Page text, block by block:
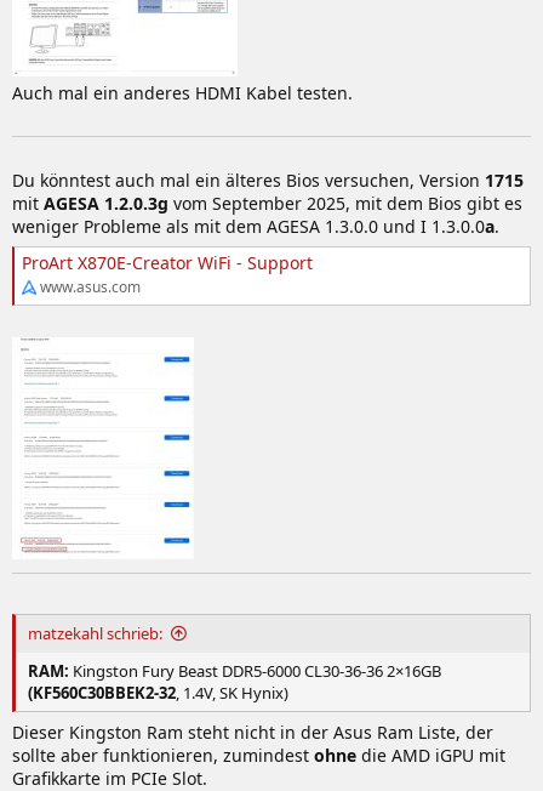
Auch mal ein anderes HDMI Kabel testen.
Du könntest auch mal ein älteres Bios versuchen, Version 1715
mit AGESA 1.2.0.3g vom September 2025, mit dem Bios gibt es
weniger Probleme als mit dem AGESA 1.3.0.0 und I 1.3.0.0a.
ProArt X870E-Creator WiFi - Support
www.asus.com
matzekahl schrieb:
RAM: Kingston Fury Beast DDR5-6000 CL30-36-36 2×16GB
(KF560C30BBEK2-32, 1.4V, SK Hynix)
Dieser Kingston Ram steht nicht in der Asus Ram Liste, der
sollte aber funktionieren, zumindest ohne die AMD iGPU mit
Grafikkarte im PCIe Slot.